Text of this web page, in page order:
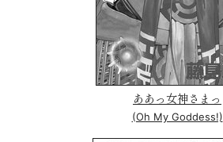
ああっ女神さまっ
(Oh My Goddess!)